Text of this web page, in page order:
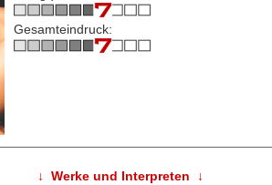
Gesamteindruck:
↓ Werke und Interpreten ↓